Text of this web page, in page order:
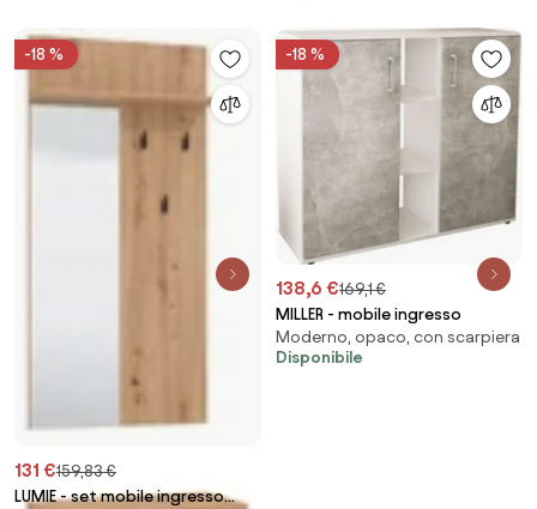
-18 %
131 €159,83 €
LUMIE - set mobile ingresso
-18 %
138,6 €169,1 €
MILLER - mobile ingresso
Moderno, opaco, con scarpiera
Disponibile